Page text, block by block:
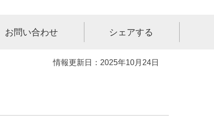
お問い合わせ シェアする
情報更新日：2025年10月24日